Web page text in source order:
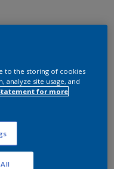
to the storing of cookies
analyze site usage, and
for more